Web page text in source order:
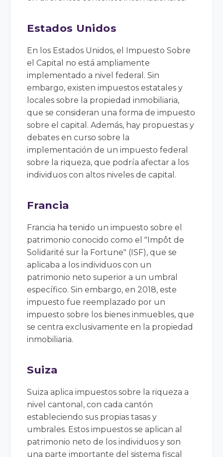
Estados Unidos
En los Estados Unidos, el Impuesto Sobre
el Capital no está ampliamente
implementado a nivel federal. Sin
embargo, existen impuestos estatales y
locales sobre la propiedad inmobiliaria,
que se consideran una forma de impuesto
sobre el capital. Además, hay propuestas y
debates en curso sobre la
implementación de un impuesto federal
sobre la riqueza, que podría afectar a los
individuos con altos niveles de capital.
Francia
Francia ha tenido un impuesto sobre el
patrimonio conocido como el "Impôt de
Solidarité sur la Fortune" (ISF), que se
aplicaba a los individuos con un
patrimonio neto superior a un umbral
específico. Sin embargo, en 2018, este
impuesto fue reemplazado por un
impuesto sobre los bienes inmuebles, que
se centra exclusivamente en la propiedad
inmobiliaria.
Suiza
Suiza aplica impuestos sobre la riqueza a
nivel cantonal, con cada cantón
estableciendo sus propias tasas y
umbrales. Estos impuestos se aplican al
patrimonio neto de los individuos y son
una parte importante del sistema fiscal